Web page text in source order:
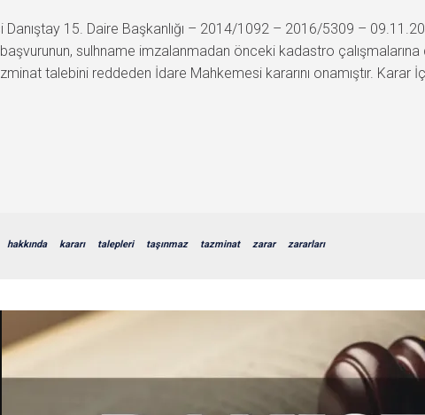
Danıştay 15. Daire Başkanlığı – 2014/1092 – 2016/5309 –
başvurunun, sulhname imzalanmadan önceki kadastro
talebini reddeden İdare Mahkemesi kararını onamıştır. Karar
hakkında kararı talepleri taşınmaz tazminat zarar zararları